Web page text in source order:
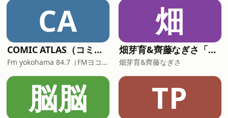
CA
COMIC ATLAS（コミックアトラス）| 漫画podcast
Fm yokohama 84.7（FMヨコハマ）
畑
畑芽育&齊藤なぎさ「オフはこんな感じ」
畑芽育&齊藤なぎさ
脳脳 TP